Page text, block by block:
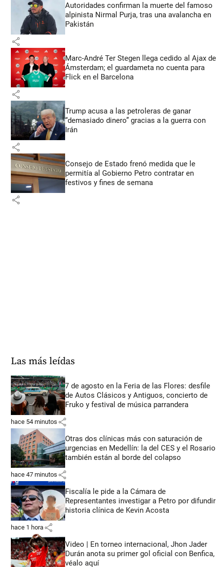
Autoridades confirman la muerte del famoso
alpinista Nirmal Purja, tras una avalancha en
Pakistán
share
Marc-André Ter Stegen llega cedido al Ajax de
Ámsterdam; el guardameta no cuenta para
Flick en el Barcelona
share
Trump acusa a las petroleras de ganar
“demasiado dinero” gracias a la guerra con
Irán
share
Consejo de Estado frenó medida que le
permitía al Gobierno Petro contratar en
festivos y fines de semana
share
Las más leídas
7 de agosto en la Feria de las Flores: desfile
de Autos Clásicos y Antiguos, concierto de
Fruko y festival de música parrandera
hace 54 minutos share
Otras dos clínicas más con saturación de
urgencias en Medellín: la del CES y el Rosario
también están al borde del colapso
hace 47 minutos share
Fiscalía le pide a la Cámara de
Representantes investigar a Petro por difundir
historia clínica de Kevin Acosta
hace 1 hora share
Video | En torneo internacional, Jhon Jader
Durán anota su primer gol oficial con Benfica,
véalo aquí